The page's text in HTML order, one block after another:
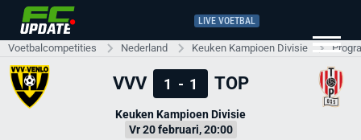
LIVE VOETBAL
Voetbalcompetities Nederland Keuken Kampioen Divisie
VVV 1 - 1 TOP
Keuken Kampioen Divisie
Vr 20 februari, 20:00